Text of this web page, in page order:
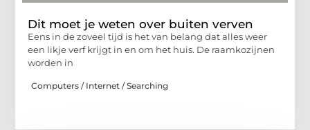
Dit moet je weten over buiten verven
Eens in de zoveel tijd is het van belang dat alles weer
een likje verf krijgt in en om het huis. De raamkozijnen
worden in
Computers / Internet / Searching